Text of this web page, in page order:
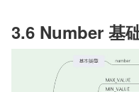
3.6 Number 基